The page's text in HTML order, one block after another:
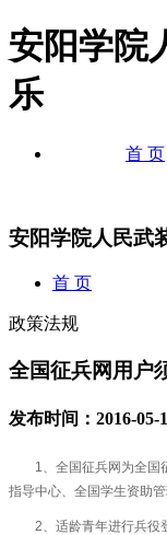
安阳学院
乐
首 页
安阳学院人民武
首 页
政策法规
全国征兵网用户
发布时间：2016-05-
1、全国征兵网为全国
指导中心、全国学生资助
2、适龄青年进行兵役